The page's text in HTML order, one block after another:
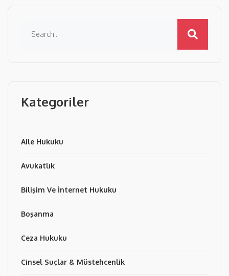
Kategoriler
Aile Hukuku
Avukatlık
Bilişim Ve İnternet Hukuku
Boşanma
Ceza Hukuku
Cinsel Suçlar & Müstehcenlik